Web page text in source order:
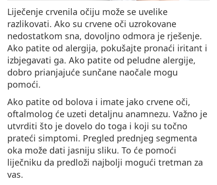
Liječenje crvenila očiju može se uvelike
razlikovati. Ako su crvene oči uzrokovane
nedostatkom sna, dovoljno odmora je rješenje.
Ako patite od alergija, pokušajte pronaći iritant i
izbjegavati ga. Ako patite od peludne alergije,
dobro prianjajuće sunčane naočale mogu
pomoći.
Ako patite od bolova i imate jako crvene oči,
oftalmolog će uzeti detaljnu anamnezu. Važno je
utvrditi što je dovelo do toga i koji su točno
prateći simptomi. Pregled prednjeg segmenta
oka može dati jasniju sliku. To će pomoći
liječniku da predloži najbolji mogući tretman za
vas.